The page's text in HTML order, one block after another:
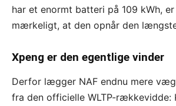
har et enormt batteri på 109 kWh,
mærkeligt, at den opnår den
Xpeng er den egentlige vinder
Derfor lægger NAF endnu mere
fra den officielle WLTP-rækkevidde: